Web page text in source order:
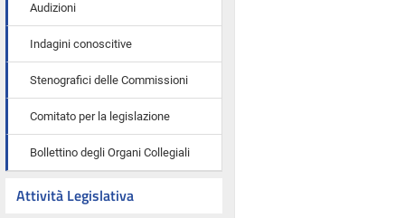
Audizioni
Indagini conoscitive
Stenografici delle Commissioni
Comitato per la legislazione
Bollettino degli Organi Collegiali
Attività Legislativa